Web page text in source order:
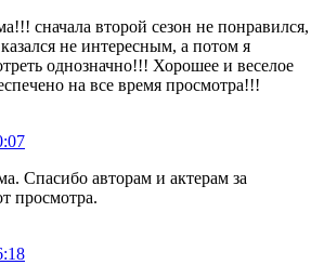
сначала второй сезон не понравился,
не интересным, а потом я
однозначно!!! Хорошее и веселое
на все время просмотра!!!
Спасибо авторам и актерам за
просмотра.